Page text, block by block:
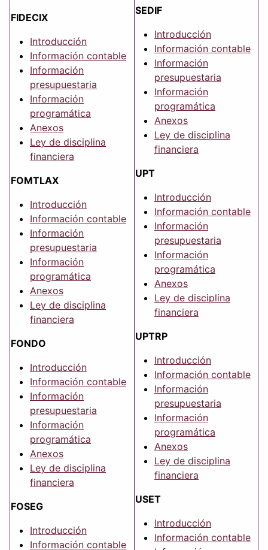
FIDECIX
Introducción
Información contable
Información
presupuestaria
Información
programática
Anexos
Ley de disciplina
financiera
FOMTLAX
Introducción
Información contable
Información
presupuestaria
Información
programática
Anexos
Ley de disciplina
financiera
FONDO
Introducción
Información contable
Información
presupuestaria
Información
programática
Anexos
Ley de disciplina
financiera
FOSEG
Introducción
Información contable
SEDIF
Introducción
Información contable
Información
presupuestaria
Información
programática
Anexos
Ley de disciplina
financiera
UPT
Introducción
Información contable
Información
presupuestaria
Información
programática
Anexos
Ley de disciplina
financiera
UPTRP
Introducción
Información contable
Información
presupuestaria
Información
programática
Anexos
Ley de disciplina
financiera
USET
Introducción
Información contable